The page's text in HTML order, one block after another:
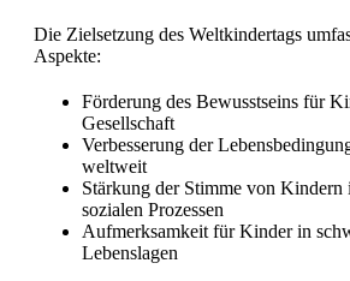
Die Zielsetzung des Weltkindertags
Aspekte:
Förderung des Bewusstseins für
Gesellschaft
Verbesserung der
weltweit
Stärkung der Stimme von Kindern
sozialen Prozessen
Aufmerksamkeit für Kinder in
Lebenslagen